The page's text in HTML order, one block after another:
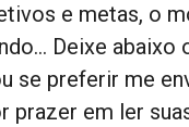
e metas, o
Deixe abaixo
se preferir me
prazer em ler